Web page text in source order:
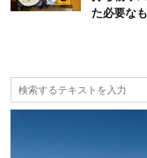
た必要な